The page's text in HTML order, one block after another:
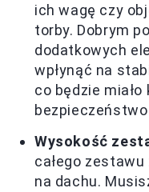
ich wagę czy
torby. Dobrym
dodatkowych
wpłynąć na
co będzie
Wysokość
całego
na dachu.